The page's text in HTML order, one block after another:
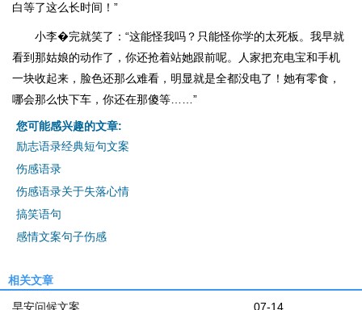
白等了这么长时间！”
小李�完就笑了：“这能怪我吗？只能怪你学的太死板。我早就
看到那姑娘的动作了，你还抢着站她跟前呢。人家把充电宝和手机
一块收起来，脸色还那么难看，明显就是全都没电了！她有零食，
哪会那么快下车，你还在那傻等……”
您可能感兴趣的文章:
励志语录经典短句文案
伤感语录
伤感语录关于失落心情
搞笑语句
感情文案句子伤感
相关文章
07-14
早安问候文案